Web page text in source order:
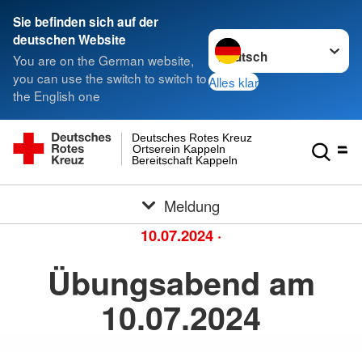
Sie befinden sich auf der
deutschen Website
You are on the German website,
you can use the switch to switch to
the English one
Sprache wechseln zu
Alles klar
Bereitschaft Kappeln
Ortserein Kappeln
Deutsches Rotes Kreuz
Meldung
10.07.2024 ·
Übungsabend am
10.07.2024